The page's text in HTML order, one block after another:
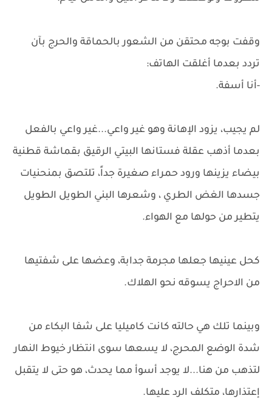
وقفت بوجه محتقن من الشعور بالحماقة والحرج بآن
تردد بعدما أغلقت الهاتف:
-أنا أسفة.
لم يجيب، يزود الإهانة وهو غير واعي...غير واعي بالفعل
بعدما أذهب عقلة فستانها البيتي الرقيق بقماشة قطنية
بيضاء يزينها ورود حمراء صغيرة جداً، تلتصق بمنحنيات
جسدها الغض الطري ، وشعرها البني الطويل الطويل
يتطير من حولها مع الهواء.
كحل عينيها جعلها مجرمة جدابة، وعضها على شفتيها
من الاحراج يسوقه نحو الهلاك.
وبينما تلك هي حالته كانت كاميليا على شفا البكاء من
شدة الوضع المحرج، لا يسعها سوى انتظار خيوط النهار
لتذهب من هنا...لا يوجد أسوأ مما يحدث، هو حتى لا يتقبل
إعتذارها، متكلف الرد عليها.